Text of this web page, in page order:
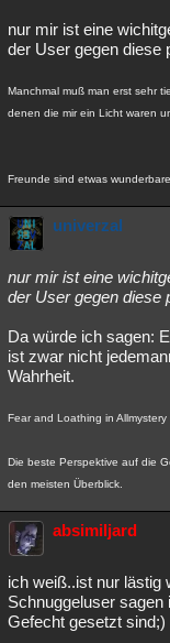
nur mir ist eine
der User gegen diese
Manchmal muß man erst sehr
denen die mir ein Licht waren
Freunde sind etwas
univerzal
nur mir ist eine
der User gegen diese
Da würde ich sagen:
ist zwar nicht
Wahrheit.
Fear and Loathing in Allmystery
Die beste Perspektive auf die
den meisten Überblick.
absimiljard
ich weiß..ist nur lästig
Schnuggeluser
Gefecht gesetzt sind;)